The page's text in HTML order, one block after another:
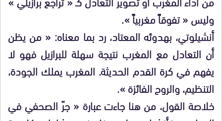
وليس « تفوقاً مغربياً ».
أنشيلوتي، بهدوئه المعتاد، رد بما معناه: « من يظن
أن التعادل مع المغرب نتيجة سهلة للبرازيل فهو لا
يفهم في كرة القدم الحديثة. المغرب يملك الجودة،
التنظيم، والروح الفائزة ».
خلاصة القول، من هنا جاءت عبارة « جرّ الصحفي في